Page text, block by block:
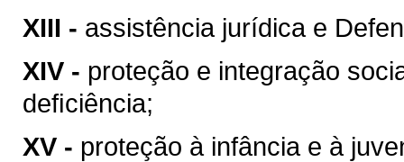
XIII - assistência jurídica e
XIV - proteção e integração
deﬁciência;
XV - proteção à infância e à